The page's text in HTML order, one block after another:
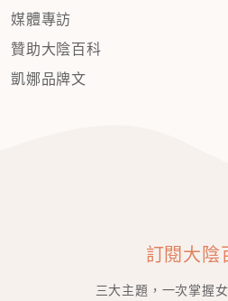
媒體專訪
贊助大陰百科
凱娜品牌文
訂閱大陰
三大主題，一次掌握